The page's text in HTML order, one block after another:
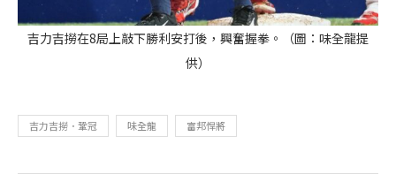
吉力吉撈在8局上敲下勝利安打後，興奮握拳。（圖：味全龍提
供）
吉力吉撈．鞏冠 味全龍 富邦悍將